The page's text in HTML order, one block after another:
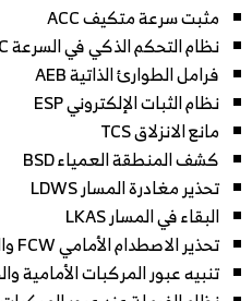
مثبت سرعة متكيف ACC
نظام التحكم الذكي في السرعة ICC
فرامل الطوارئ الذاتية AEB
نظام الثبات الإلكتروني ESP
مانع الانزلاق TCS
كشف المنطقة العمياء BSD
تحذير مغادرة المسار LDWS
البقاء في المسار LKAS
تحذير الاصطدام الأمامي FCW والخلفي RCW
تنبيه عبور المركبات الأمامية